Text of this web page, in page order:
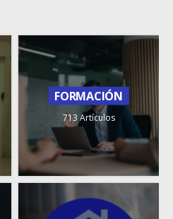
FORMACIÓN
713 Artículos